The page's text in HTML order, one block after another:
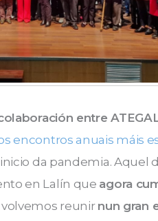
entre
encontros anuais máis
da pandemia. Aquel
en Lalín que agora
volvemos reunir nun gran